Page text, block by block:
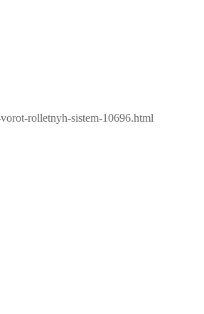
rolletnyh-sistem-10696.html